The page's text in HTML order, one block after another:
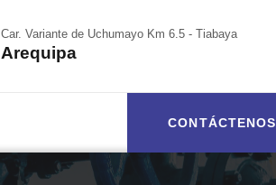
Car. Variante de Uchumayo Km 6.5 - Tiabaya
Arequipa
CONTÁCTENOS